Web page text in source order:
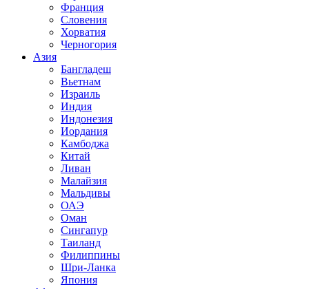
Франция
Словения
Хорватия
Черногория
Азия
Бангладеш
Вьетнам
Израиль
Индия
Индонезия
Иордания
Камбоджа
Китай
Ливан
Малайзия
Мальдивы
ОАЭ
Оман
Сингапур
Таиланд
Филиппины
Шри-Ланка
Япония